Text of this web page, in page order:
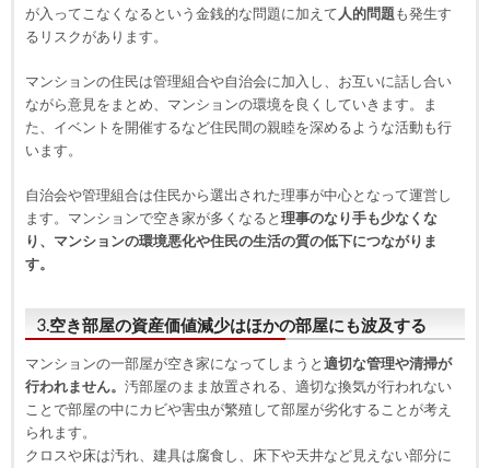
が入ってこなくなるという金銭的な問題に加えて 人的問題 も発生す
るリスクがあります。
マンションの住民は管理組合や自治会に加入し、お互いに話し合い
ながら意見をまとめ、マンションの環境を良くしていきます。ま
た、イベントを開催するなど住民間の親睦を深めるような活動も行
います。
自治会や管理組合は住民から選出された理事が中心となって運営し
ます。マンションで空き家が多くなると 理事のなり手も少なくな
り、マンションの環境悪化や住民の生活の質の低下につながりま
す。
3.空き部屋の資産価値減少はほかの部屋にも波及する
マンションの一部屋が空き家になってしまうと 適切な管理や清掃が
行われません。 汚部屋のまま放置される、適切な換気が行われない
ことで部屋の中にカビや害虫が繁殖して部屋が劣化することが考え
られます。
クロスや床は汚れ、建具は腐食し、床下や天井など見えない部分に